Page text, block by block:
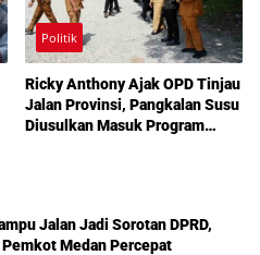
Politik
Ricky Anthony Ajak OPD Tinjau
Jalan Provinsi, Pangkalan Susu
Diusulkan Masuk Program
Jalan Jadi Sorotan DPRD,
Pemkot Medan Percepat